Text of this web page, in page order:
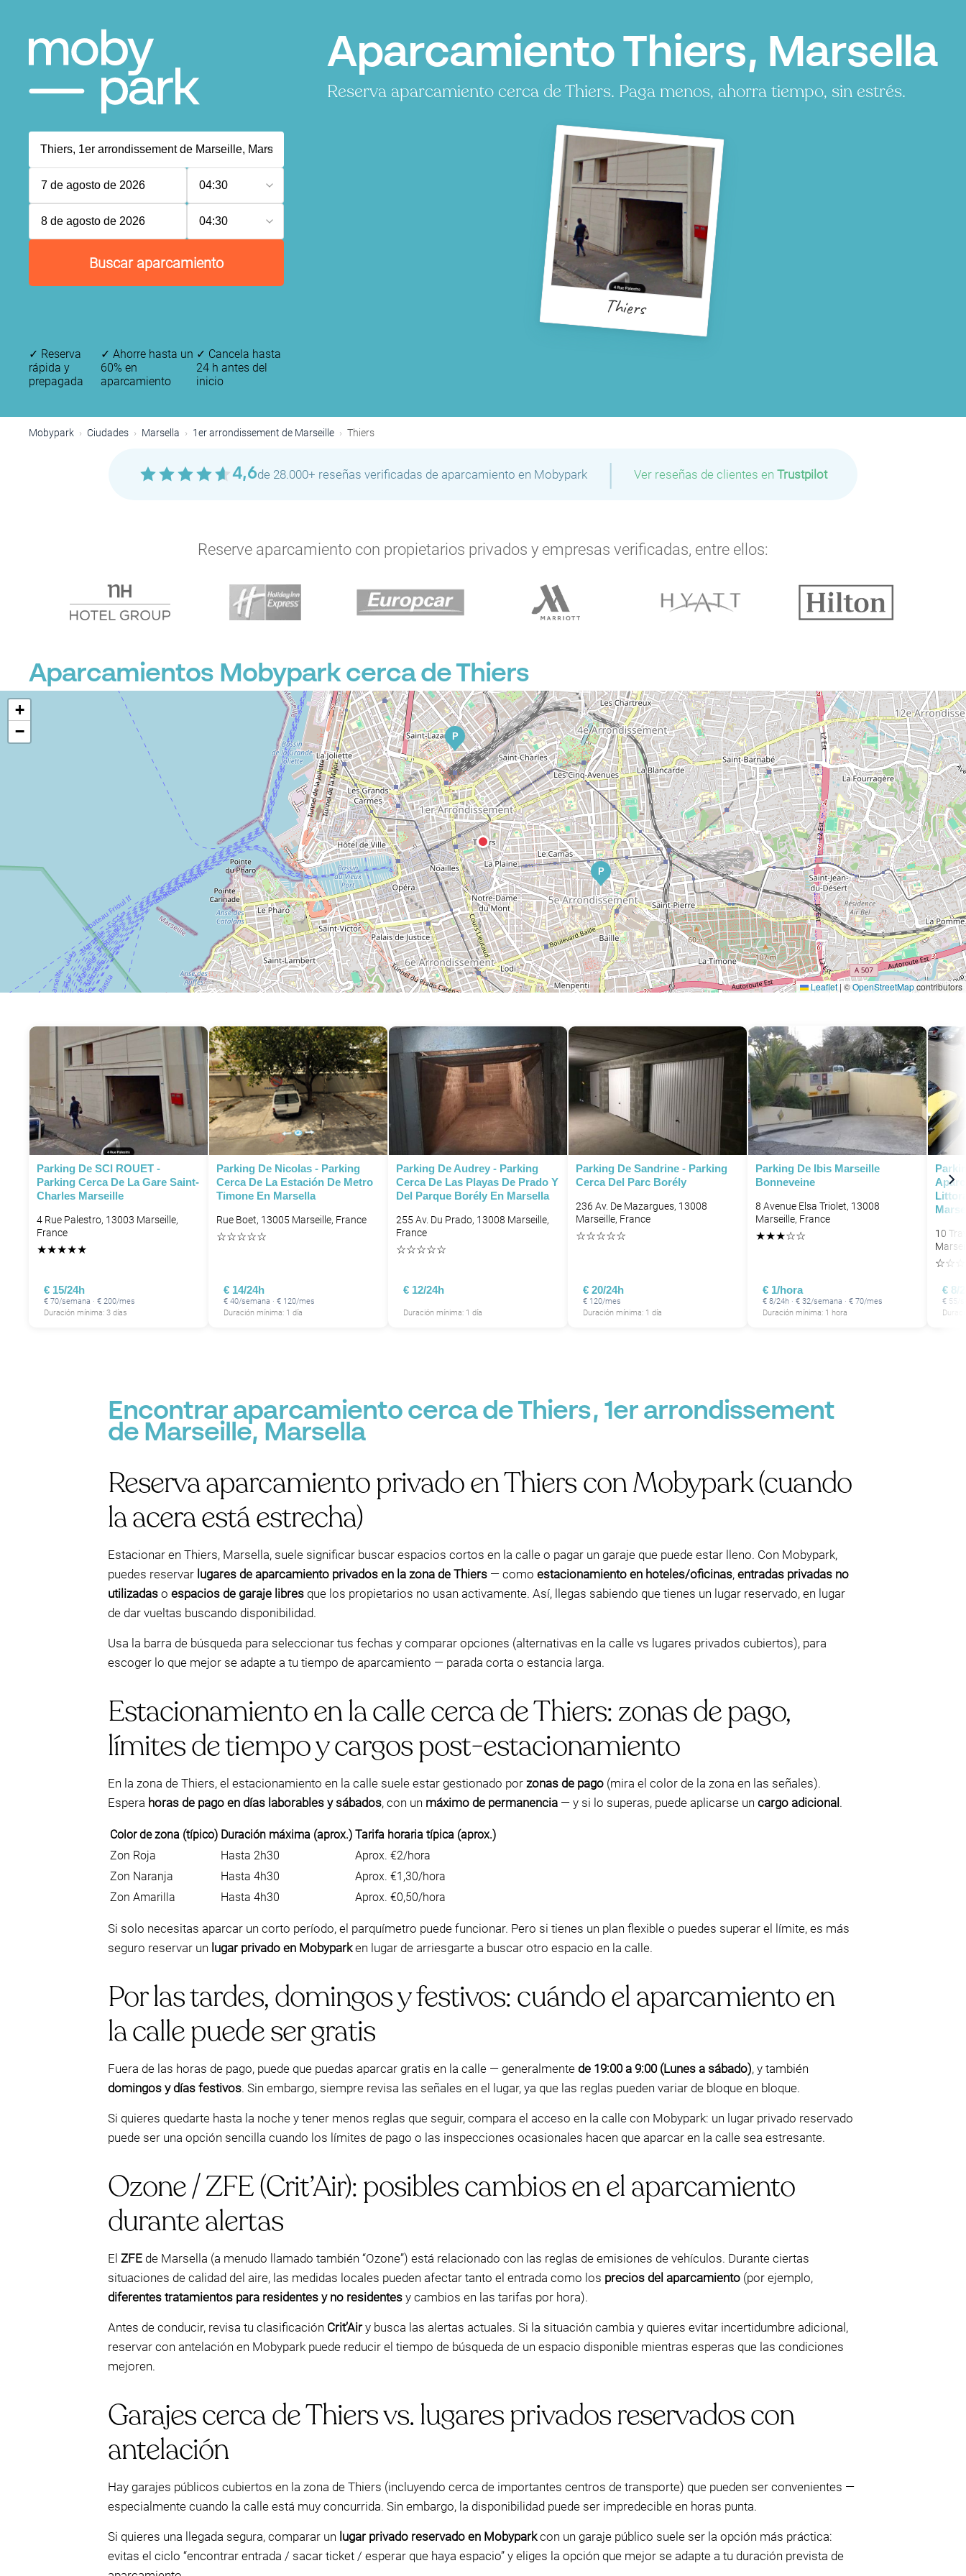
Aparcamiento Thiers, Marsella
Reserva aparcamiento cerca de Thiers. Paga menos, ahorra tiempo, sin estrés.
7 de agosto de 2026 04:30
8 de agosto de 2026 04:30
Buscar aparcamiento
Thiers
✓ Reserva
rápida y
prepagada
✓ Ahorre hasta un
60% en
aparcamiento
✓ Cancela hasta
24 h antes del
inicio
Mobypark Ciudades Marsella 1er arrondissement de Marseille Thiers
4,6de 28.000+ reseñas verificadas de aparcamiento en Mobypark | Ver reseñas de clientes en Trustpilot
Reserve aparcamiento con propietarios privados y empresas verificadas, entre ellos:
Aparcamientos Mobypark cerca de Thiers
P
P
P
+
−
Leaflet | ©OpenStreetMapcontributors
Parking De SCI ROUET -
Parking Cerca De La Gare Saint-
Charles Marseille
4 Rue Palestro, 13003 Marseille,
France
★★★★★
€ 15/24h
€ 70/semana · € 200/mes
Duración mínima: 3 días
Parking De Nicolas - Parking
Cerca De La Estación De Metro
Timone En Marsella
Rue Boet, 13005 Marseille, France
☆☆☆☆☆
€ 14/24h
€ 40/semana · € 120/mes
Duración mínima: 1 día
Parking De Audrey - Parking
Cerca De Las Playas De Prado Y
Del Parque Borély En Marsella
255 Av. Du Prado, 13008 Marseille,
France
☆☆☆☆☆
€ 12/24h
Duración mínima: 1 día
Parking De Sandrine - Parking
Cerca Del Parc Borély
236 Av. De Mazargues, 13008
Marseille, France
☆☆☆☆☆
€ 20/24h
€ 120/mes
Duración mínima: 1 día
Parking De Ibis Marseille
Bonneveine
8 Avenue Elsa Triolet, 13008
Marseille, France
★★★☆☆
€ 1/hora
€ 8/24h · € 32/semana · € 70/mes
Duración mínima: 1 hora
10
☆☆
€ 8/
€ 55/
Encontrar aparcamiento cerca de Thiers, 1er arrondissement
de Marseille, Marsella
Reserva aparcamiento privado en Thiers con Mobypark (cuando
la acera está estrecha)
Estacionar en Thiers, Marsella, suele significar buscar espacios cortos en la calle o pagar un garaje que puede estar lleno. Con Mobypark,
puedes reservar lugares de aparcamiento privados en la zona de Thiers — como estacionamiento en hoteles/oficinas, entradas privadas no
utilizadas o espacios de garaje libres que los propietarios no usan activamente. Así, llegas sabiendo que tienes un lugar reservado, en lugar
de dar vueltas buscando disponibilidad.
Usa la barra de búsqueda para seleccionar tus fechas y comparar opciones (alternativas en la calle vs lugares privados cubiertos), para
escoger lo que mejor se adapte a tu tiempo de aparcamiento — parada corta o estancia larga.
Estacionamiento en la calle cerca de Thiers: zonas de pago,
límites de tiempo y cargos post-estacionamiento
En la zona de Thiers, el estacionamiento en la calle suele estar gestionado por zonas de pago (mira el color de la zona en las señales).
Espera horas de pago en días laborables y sábados, con un máximo de permanencia — y si lo superas, puede aplicarse un cargo adicional .
Color de zona (típico) Duración máxima (aprox.) Tarifa horaria típica (aprox.)
Zon Roja
Hasta 2h30
Aprox. €2/hora
Zon Naranja
Hasta 4h30
Aprox. €1,30/hora
Zon Amarilla
Hasta 4h30 Aprox. €0,50/hora
Si solo necesitas aparcar un corto período, el parquímetro puede funcionar. Pero si tienes un plan flexible o puedes superar el límite, es más
seguro reservar un lugar privado en Mobyparken lugar de arriesgarte a buscar otro espacio en la calle.
Por las tardes, domingos y festivos: cuándo el aparcamiento en
la calle puede ser gratis
Fuera de las horas de pago, puede que puedas aparcar gratis en la calle — generalmente de 19:00 a 9:00 (Lunes a sábado), y también
domingos y días festivos. Sin embargo, siempre revisa las señales en el lugar, ya que las reglas pueden variar de bloque en bloque.
Si quieres quedarte hasta la noche y tener menos reglas que seguir, compara el acceso en la calle con Mobypark: un lugar privado reservado
puede ser una opción sencilla cuando los límites de pago o las inspecciones ocasionales hacen que aparcar en la calle sea estresante.
Ozone / ZFE (Crit’Air): posibles cambios en el aparcamiento
durante alertas
El ZFE de Marsella (a menudo llamado también “Ozone”) está relacionado con las reglas de emisiones de vehículos. Durante ciertas
situaciones de calidad del aire, las medidas locales pueden afectar tanto el entrada como los precios del aparcamiento (por ejemplo,
diferentes tratamientos para residentes y no residentes y cambios en las tarifas por hora).
Antes de conducir, revisa tu clasificación Crit’Airy busca las alertas actuales. Si la situación cambia y quieres evitar incertidumbre adicional,
reservar con antelación en Mobypark puede reducir el tiempo de búsqueda de un espacio disponible mientras esperas que las condiciones
mejoren.
Garajes cerca de Thiers vs. lugares privados reservados con
antelación
Hay garajes públicos cubiertos en la zona de Thiers (incluyendo cerca de importantes centros de transporte) que pueden ser convenientes —
especialmente cuando la calle está muy concurrida. Sin embargo, la disponibilidad puede ser impredecible en horas punta.
Si quieres una llegada segura, comparar un lugar privado reservado en Mobyparkcon un garaje público suele ser la opción más práctica:
evitas el ciclo “encontrar entrada / sacar ticket / esperar que haya espacio” y eliges la opción que mejor se adapte a tu duración prevista de